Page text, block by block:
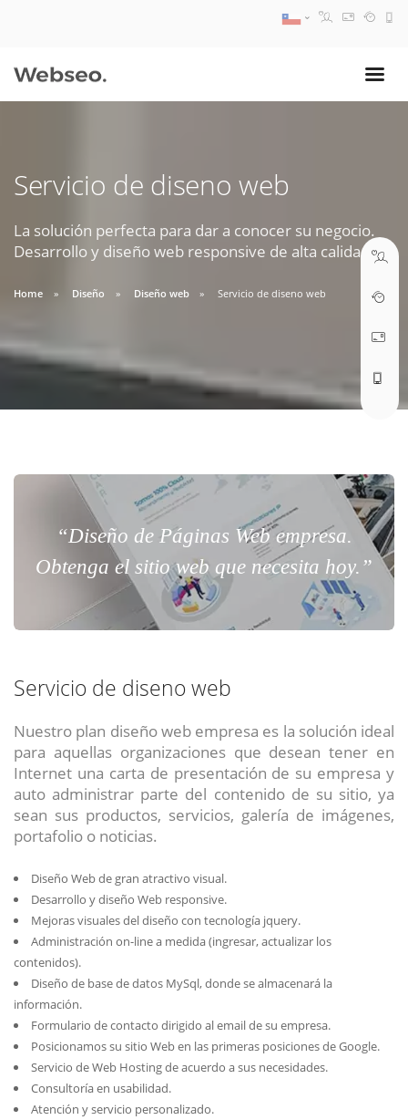
Servicio de diseno web
La solución perfecta para dar a conocer su negocio.
Desarrollo y diseño web responsive de alta calidad.
Home Diseño Diseño web Servicio de diseno web
“Diseño de Páginas Web empresa.
Obtenga el sitio web que necesita hoy.”
Servicio de diseno web
Nuestro plan diseño web empresa es la solución ideal
para aquellas organizaciones que desean tener en
Internet una carta de presentación de su empresa y
auto administrar parte del contenido de su sitio, ya
sean sus productos, servicios, galería de imágenes,
portafolio o noticias.
Diseño Web de gran atractivo visual.
Desarrollo y diseño Web responsive.
Mejoras visuales del diseño con tecnología jquery.
Administración on-line a medida (ingresar, actualizar los
contenidos).
Diseño de base de datos MySql, donde se almacenará la
información.
Formulario de contacto dirigido al email de su empresa.
Posicionamos su sitio Web en las primeras posiciones de Google.
Servicio de Web Hosting de acuerdo a sus necesidades.
Consultoría en usabilidad.
Atención y servicio personalizado.
09:30 AM A 18:30 PM
soporte@webseo.cl